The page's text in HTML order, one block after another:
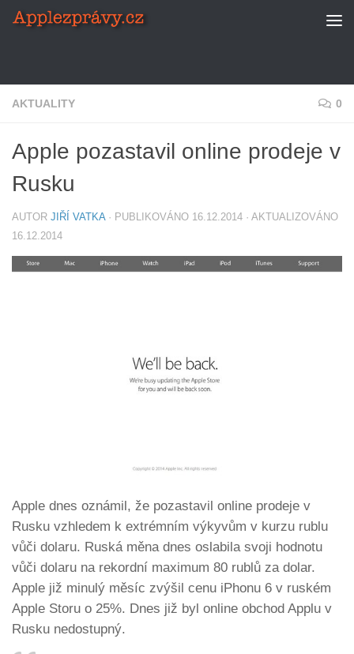
Skip to content
AKTUALITY 0
Apple pozastavil online prodeje v
Rusku
AUTOR JIŘÍ VATKA · PUBLIKOVÁNO 16.12.2014 · AKTUALIZOVÁNO
16.12.2014
Apple dnes oznámil, že pozastavil online prodeje v
Rusku vzhledem k extrémním výkyvům v kurzu rublu
vůči dolaru. Ruská měna dnes oslabila svoji hodnotu
vůči dolaru na rekordní maximum 80 rublů za dolar.
Apple již minulý měsíc zvýšil cenu iPhonu 6 v ruském
Apple Storu o 25%. Dnes již byl online obchod Applu v
Rusku nedostupný.